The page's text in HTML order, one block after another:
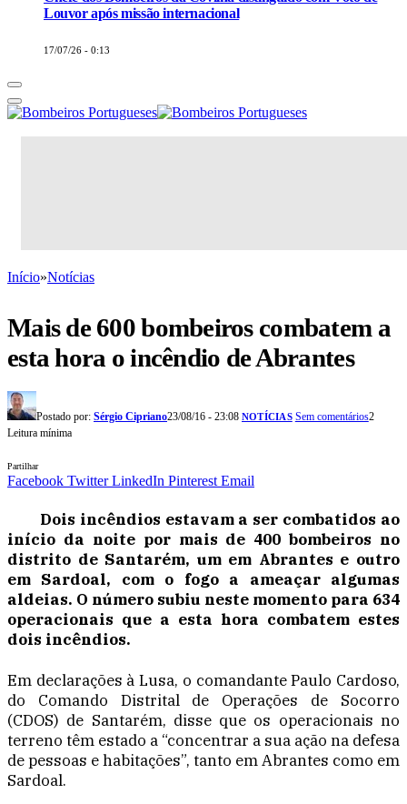
Louvor após missão internacional
17/07/26 - 0:13
Início»Notícias
Mais de 600 bombeiros combatem a
esta hora o incêndio de Abrantes
Postado por: Sérgio Cipriano23/08/16 - 23:08 NOTÍCIAS Sem comentários2
Leitura mínima
Partilhar
Facebook Twitter LinkedIn Pinterest Email
Dois incêndios estavam a ser combatidos ao
início da noite por mais de 400 bombeiros no
distrito de Santarém, um em Abrantes e outro
em Sardoal, com o fogo a ameaçar algumas
aldeias. O número subiu neste momento para 634
operacionais que a esta hora combatem estes
dois incêndios.
Em declarações à Lusa, o comandante Paulo Cardoso,
do Comando Distrital de Operações de Socorro
(CDOS) de Santarém, disse que os operacionais no
terreno têm estado a “concentrar a sua ação na defesa
de pessoas e habitações”, tanto em Abrantes como em
Sardoal.